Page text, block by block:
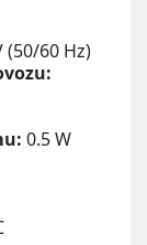
(50/60 Hz)
0.5 W